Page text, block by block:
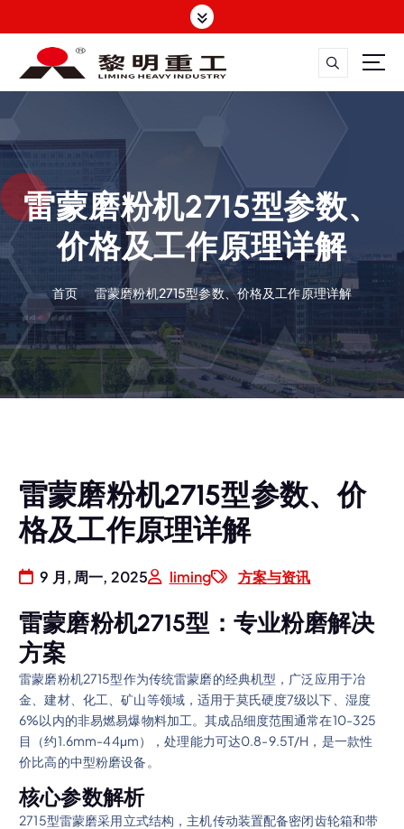
转
容 大修渣磨粉机，矿渣立磨
雷蒙磨粉机2715型参数、
价格及工作原理详解
首页 雷蒙磨粉机2715型参数、价格及工作原理详解
雷蒙磨粉机2715型参数、价
格及工作原理详解
9 月, 周一, 2025 liming 方案与资讯
雷蒙磨粉机2715型：专业粉磨解决
方案
雷蒙磨粉机2715型作为传统雷蒙磨的经典机型，广泛应用于冶
金、建材、化工、矿山等领域，适用于莫氏硬度7级以下、湿度
6%以内的非易燃易爆物料加工。其成品细度范围通常在10-325
目（约1.6mm-44μm），处理能力可达0.8-9.5T/H，是一款性
价比高的中型粉磨设备。
核心参数解析
2715型雷蒙磨采用立式结构，主机传动装置配备密闭齿轮箱和带